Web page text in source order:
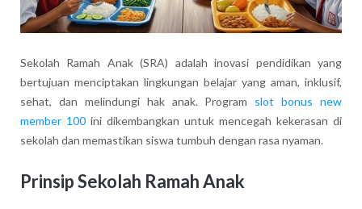
Sekolah Ramah Anak (SRA) adalah inovasi pendidikan yang
bertujuan menciptakan lingkungan belajar yang aman, inklusif,
sehat, dan melindungi hak anak. Program slot bonus new
member 100 ini dikembangkan untuk mencegah kekerasan di
sekolah dan memastikan siswa tumbuh dengan rasa nyaman.
Prinsip Sekolah Ramah Anak